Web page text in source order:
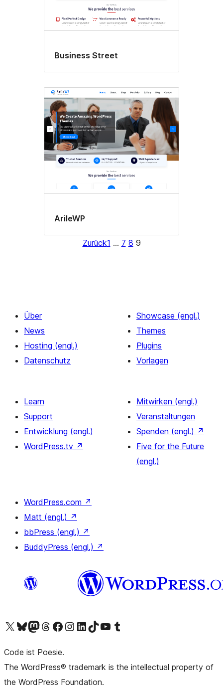
Business Street
ArileWP
Zurück1 … 7 8 9
Über
News
Hosting (engl.)
Datenschutz
Showcase (engl.)
Themes
Plugins
Vorlagen
Learn
Support
Entwicklung (engl.)
WordPress.tv ↗
Mitwirken (engl.)
Veranstaltungen
Spenden (engl.) ↗
Five for the Future
(engl.)
WordPress.com ↗
Matt (engl.) ↗
bbPress (engl.) ↗
BuddyPress (engl.) ↗
Das X-Konto (früher Twitter) von WordPress.org besuchen
Das Bluesky-Konto von WordPress.org besuchen
Das Mastodon-Konto von WordPress.org besuchen
Das Threads-Konto von WordPress.org besuchen
Die Facebook-Seite von WordPress.org besuchen
Das Instagram-Konto von WordPress.org besuchen
Das LinkedIn-Konto von WordPress.org besuchen
Das TikTok-Konto von WordPress.org besuchen
Den YouTube-Kanal von WordPress.org besuchen
Das Tumblr-Konto von WordPress.org besuchen
Code ist Poesie.
The WordPress® trademark is the intellectual property of
the WordPress Foundation.